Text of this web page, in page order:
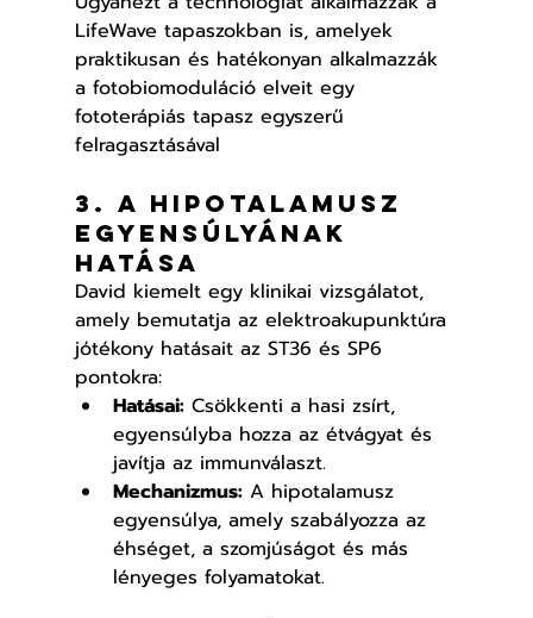
LifeWave tapaszokban is, amelyek
praktikusan és hatékonyan alkalmazzák
a fotobiomoduláció elveit egy
fototerápiás tapasz egyszerű
felragasztásával
3. A hipotalamusz
egyensúlyának
hatása
David kiemelt egy klinikai vizsgálatot,
amely bemutatja az elektroakupunktúra
jótékony hatásait az ST36 és SP6
pontokra:
Hatásai: Csökkenti a hasi zsírt,
egyensúlyba hozza az étvágyat és
javítja az immunválaszt.
Mechanizmus: A hipotalamusz
egyensúlya, amely szabályozza az
éhséget, a szomjúságot és más
lényeges folyamatokat.